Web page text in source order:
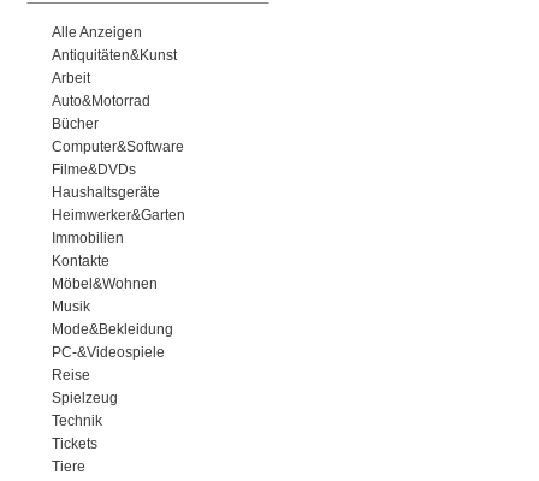
Alle Anzeigen
Antiquitäten&Kunst
Arbeit
Auto&Motorrad
Bücher
Computer&Software
Filme&DVDs
Haushaltsgeräte
Heimwerker&Garten
Immobilien
Kontakte
Möbel&Wohnen
Musik
Mode&Bekleidung
PC-&Videospiele
Reise
Spielzeug
Technik
Tickets
Tiere